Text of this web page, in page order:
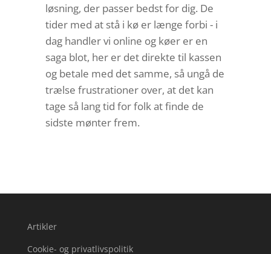
løsning, der passer bedst for dig. De
tider med at stå i kø er længe forbi - i
dag handler vi online og køer er en
saga blot, her er det direkte til kassen
og betale med det samme, så ungå de
trælse frustrationer over, at det kan
tage så lang tid for folk at finde de
sidste mønter frem.
Artikler
Cookie- og privatlivspolitik